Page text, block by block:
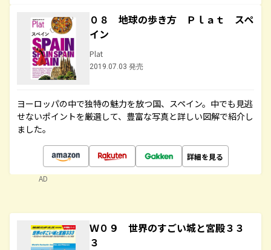
０８ 地球の歩き方 Ｐｌａｔ スペ
イン
Plat
2019.07.03 発売
ヨーロッパの中で独特の魅力を放つ国、スペイン。中でも見逃
せないポイントを厳選して、豊富な写真と詳しい図解で紹介し
ました。
詳細を見る
AD
Ｗ０９ 世界のすごい城と宮殿３３
３